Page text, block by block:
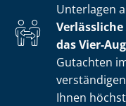
Unterlagen
das Vier-
Gutachten
Ihnen